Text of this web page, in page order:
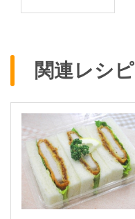
関連レシピ